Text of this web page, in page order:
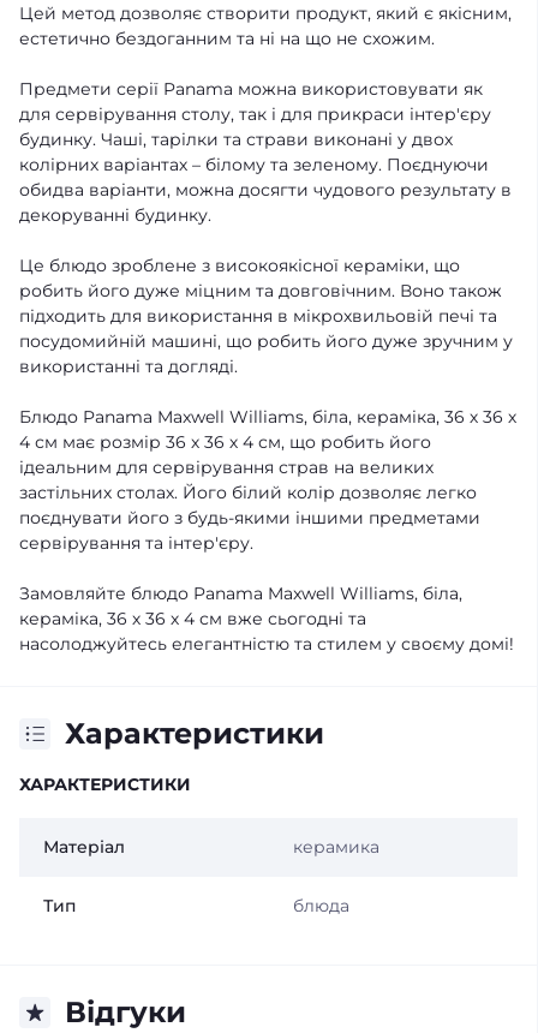
Цей метод дозволяє створити продукт, який є якісним,
естетично бездоганним та ні на що не схожим.
Предмети серії Panama можна використовувати як
для сервірування столу, так і для прикраси інтер'єру
будинку. Чаші, тарілки та страви виконані у двох
колірних варіантах – білому та зеленому. Поєднуючи
обидва варіанти, можна досягти чудового результату в
декоруванні будинку.
Це блюдо зроблене з високоякісної кераміки, що
робить його дуже міцним та довговічним. Воно також
підходить для використання в мікрохвильовій печі та
посудомийній машині, що робить його дуже зручним у
використанні та догляді.
Блюдо Panama Maxwell Williams, біла, кераміка, 36 х 36 х
4 см має розмір 36 х 36 х 4 см, що робить його
ідеальним для сервірування страв на великих
застільних столах. Його білий колір дозволяє легко
поєднувати його з будь-якими іншими предметами
сервірування та інтер'єру.
Замовляйте блюдо Panama Maxwell Williams, біла,
кераміка, 36 х 36 х 4 см вже сьогодні та
насолоджуйтесь елегантністю та стилем у своєму домі!
Характеристики
ХАРАКТЕРИСТИКИ
Матеріал керамика
Тип блюда
Відгуки